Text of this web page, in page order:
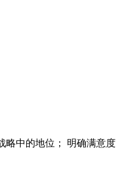
略中的地位； 明确满意度